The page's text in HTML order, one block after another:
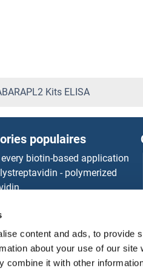
content and ads, to provide
about your use of our
combine it with other
Kits ELISA
populaires
every biotin-based application
- polymerized
Antibody
Original products
online purchase process